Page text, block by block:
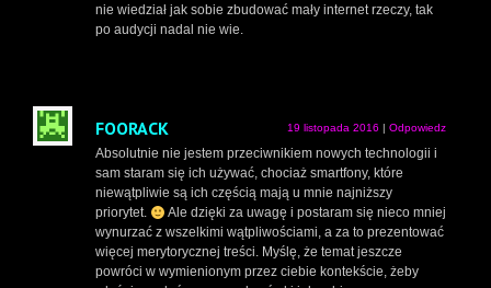
nie wiedział jak sobie zbudować mały internet rzeczy, tak
po audycji nadal nie wie.
FOORACK 19 listopada 2016 Odpowiedz
Absolutnie nie jestem przeciwnikiem nowych technologii i
sam staram się ich używać, chociaż smartfony, które
niewątpliwie są ich częścią mają u mnie najniższy
priorytet.
Ale dzięki za uwagę i postaram się nieco mniej
wynurzać z wszelkimi wątpliwościami, a za to prezentować
więcej merytorycznej treści. Myślę, że temat jeszcze
powróci w wymienionym przez ciebie kontekście, żeby